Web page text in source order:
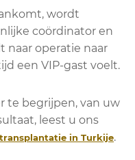
wordt
coördinator en
naar operatie naar
een VIP-gast voelt.
te begrijpen, van uw
leest u ons
in Turkije.